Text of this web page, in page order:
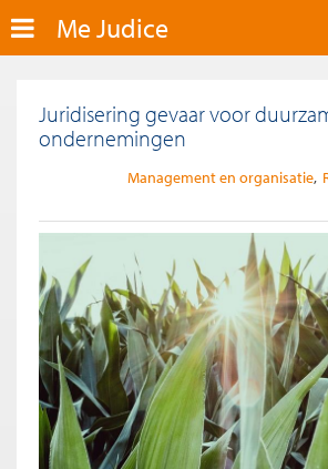
Me Judice
Juridisering gevaar voor
ondernemingen
Management en organisatie